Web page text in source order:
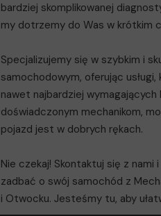
bardziej skomplikowanej
my dotrzemy do Was w krótkim
Specjalizujemy się w szybkim i
samochodowym, oferując
nawet najbardziej wymagających
doświadczonym mechanikom,
pojazd jest w dobrych rękach.
Nie czekaj! Skontaktuj się z nami
zadbać o swój samochód z
i Otwocku. Jesteśmy tu, aby